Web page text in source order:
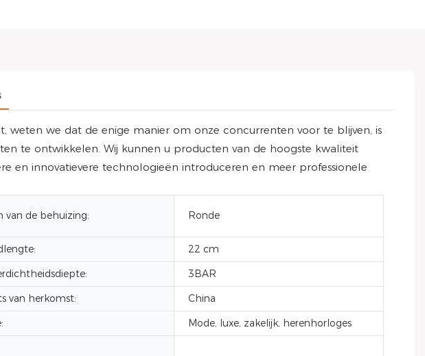
weten we dat de enige manier om onze concurrenten voor te blijven, is
te ontwikkelen. Wij kunnen u producten van de hoogste kwaliteit
en innovatievere technologieën introduceren en meer professionele
van de behuizing: Ronde
22 cm
3BAR
van herkomst:
China
Mode, luxe, zakelijk, herenhorloges